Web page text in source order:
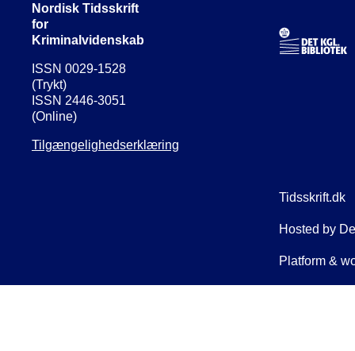
Nordisk Tidsskrift
for
Kriminalvidenskab
ISSN 0029-1528
(Trykt)
ISSN 2446-3051
(Online)
Tilgængelighedserklæring